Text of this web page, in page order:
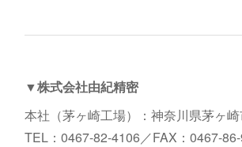
▼株式会社由紀精密
本社（茅ヶ崎工場）：神奈川県茅ヶ
TEL：0467-82-4106／FAX：0467-86-